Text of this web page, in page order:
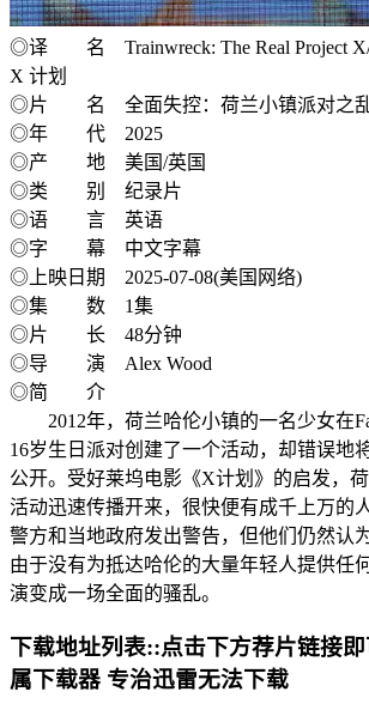
◎译 名 Trainwreck: The Real Project X/
X 计划
◎片 名 全面失控：荷兰小镇派对之
◎年 代 2025
◎产 地 美国/英国
◎类 别 纪录片
◎语 言 英语
◎字 幕 中文字幕
◎上映日期 2025-07-08(美国网络)
◎集 数 1集
◎片 长 48分钟
◎导 演 Alex Wood
◎简 介
2012年，荷兰哈伦小镇的一名少女在
16岁生日派对创建了一个活动，却错误地
公开。受好莱坞电影《X计划》的启发，
活动迅速传播开来，很快便有成千上万的
警方和当地政府发出警告，但他们仍然认
由于没有为抵达哈伦的大量年轻人提供任
演变成一场全面的骚乱。
下载地址列表::点击下方荐片链接
属下载器 专治迅雷无法下载